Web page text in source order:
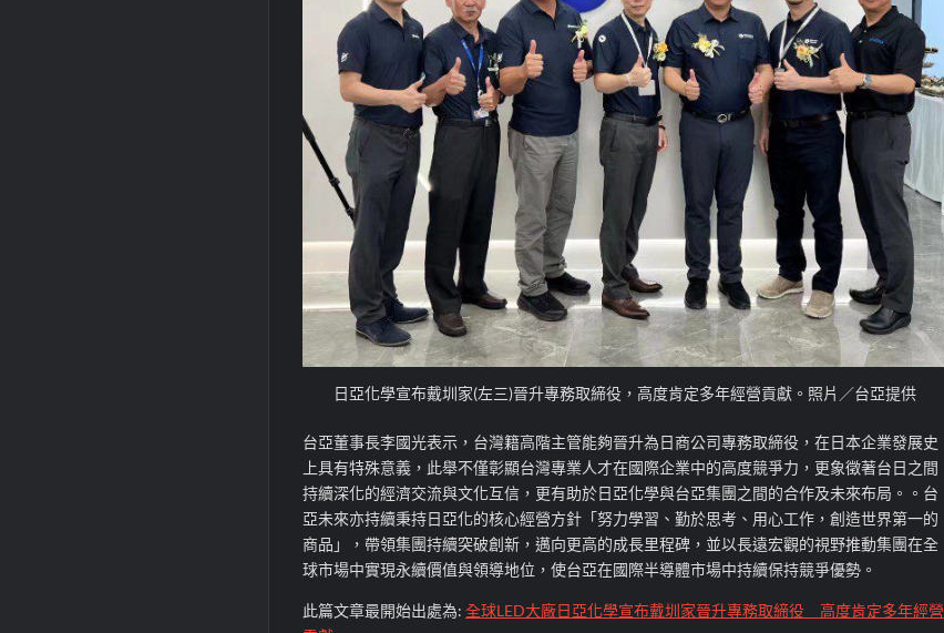
日亞化學宣布戴圳家(左三)晉升專務取締役，高度肯定多年經營貢獻。照片／台亞提供
台亞董事長李國光表示，台灣籍高階主管能夠晉升為日商公司專務取締役，在日本企業發展史
上具有特殊意義，此舉不僅彰顯台灣專業人才在國際企業中的高度競爭力，更象徵著台日之間
持續深化的經濟交流與文化互信，更有助於日亞化學與台亞集團之間的合作及未來布局。。台
亞未來亦持續秉持日亞化的核心經營方針「努力學習、勤於思考、用心工作，創造世界第一的
商品」，帶領集團持續突破創新，邁向更高的成長里程碑，並以長遠宏觀的視野推動集團在全
球市場中實現永續價值與領導地位，使台亞在國際半導體市場中持續保持競爭優勢。
此篇文章最開始出處為: 全球LED大廠日亞化學宣布戴圳家晉升專務取締役 高度肯定多年經營